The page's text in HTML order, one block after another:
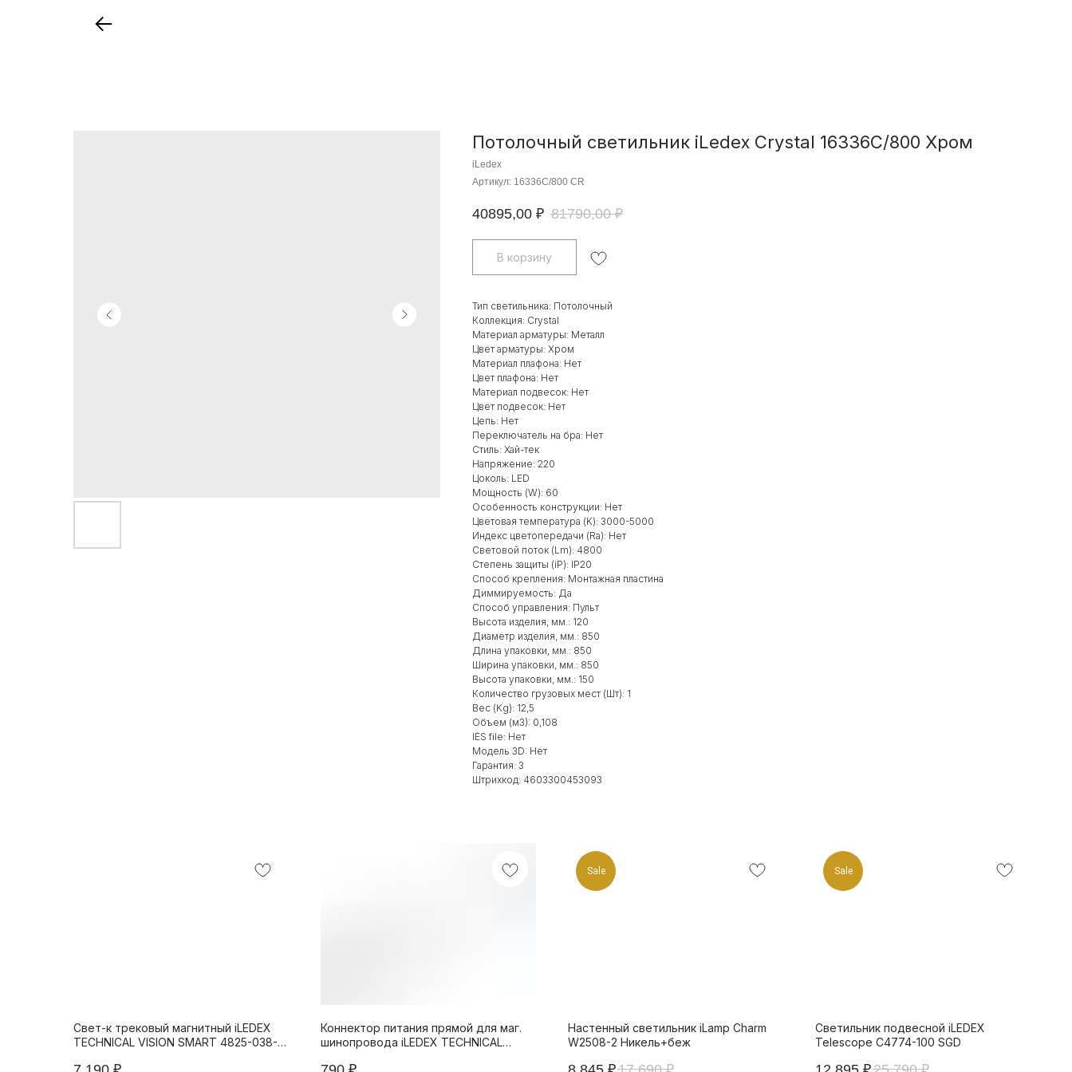
Потолочный светильник iLedex Crystal 16336C/800 Хром
iLedex
Артикул: 16336C/800 CR
40895,00 ₽ 81790,00 ₽
В корзину
Тип светильника: Потолочный
Коллекция: Crystal
Материал арматуры: Металл
Цвет арматуры: Хром
Материал плафона: Нет
Цвет плафона: Нет
Материал подвесок: Нет
Цвет подвесок: Нет
Цепь: Нет
Переключатель на бра: Нет
Стиль: Хай-тек
Напряжение: 220
Цоколь: LED
Мощность (W): 60
Особенность конструкции: Нет
Цветовая температура (K): 3000-5000
Индекс цветопередачи (Ra): Нет
Световой поток (Lm): 4800
Степень защиты (iP): IP20
Способ крепления: Монтажная пластина
Диммируемость: Да
Способ управления: Пульт
Высота изделия, мм.: 120
Диаметр изделия, мм.: 850
Длина упаковки, мм.: 850
Ширина упаковки, мм.: 850
Высота упаковки, мм.: 150
Количество грузовых мест (Шт): 1
Вес (Kg): 12,5
Объем (м3): 0,108
IES file: Нет
Модель 3D: Нет
Гарантия: 3
Штрихкод: 4603300453093
Свет-к трековый магнитный iLEDEX
TECHNICAL VISION SMART 4825-038-
Коннектор питания прямой для маг.
шинопровода iLEDEX TECHNICAL
Sale
Настенный светильник iLamp Charm
W2508-2 Никель+беж
Sale
Светильник подвесной iLEDEX
Telescope C4774-100 SGD